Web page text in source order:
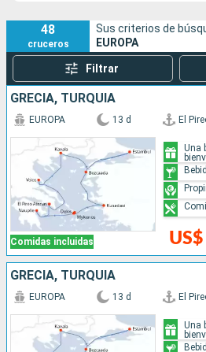
48
cruceros
Sus criterios de
EUROPA
Filtrar
GRECIA, TURQUÍA
Comidas incluidas
EUROPA 13 d El
Una
GRECIA, TURQUÍA
EUROPA 13 d El
Una